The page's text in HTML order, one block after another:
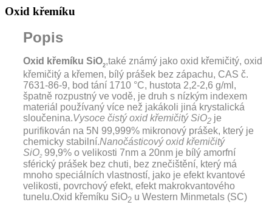
Oxid křemíku
Popis
Oxid křemíku SiO2,také známý jako oxid křemičitý, oxid
křemičitý a křemen, bílý prášek bez zápachu, CAS č.
7631-86-9, bod tání 1710 °C, hustota 2,2-2,6 g/ml,
špatně rozpustný ve vodě, je druh s nízkým indexem
materiál používaný více než jakákoli jiná krystalická
sloučenina.Vysoce čistý oxid křemičitý SiO2 je
purifikován na 5N 99,999% mikronový prášek, který je
chemicky stabilní.Nanočásticový oxid křemičitý
SiO2 99,9% o velikosti 7nm a 20nm je bílý amorfní
sférický prášek bez chuti, bez znečištění, který má
mnoho speciálních vlastností, jako je efekt kvantové
velikosti, povrchový efekt, efekt makrokvantového
tunelu.Oxid křemíku SiO2 u Western Minmetals (SC)